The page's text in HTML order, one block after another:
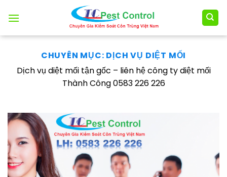
CHUYÊN MỤC: DỊCH VỤ DIỆT MỐI
Dịch vụ diệt mối tận gốc – liên hệ công ty diệt mối
Thành Công 0583 226 226